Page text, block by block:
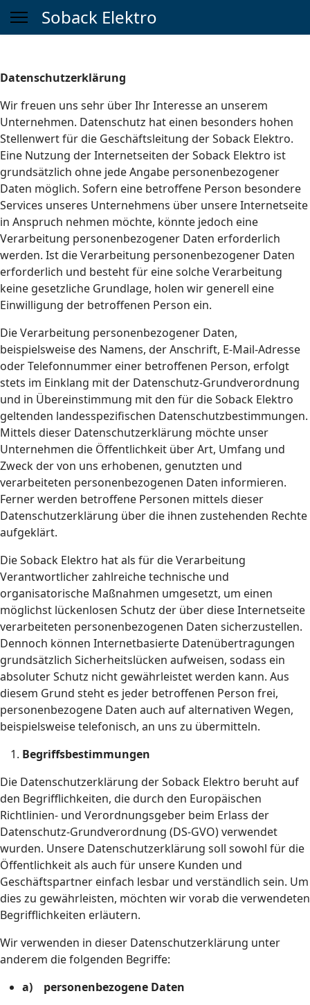
Soback Elektro
Datenschutzerklärung
Wir freuen uns sehr über Ihr Interesse an unserem
Unternehmen. Datenschutz hat einen besonders hohen
Stellenwert für die Geschäftsleitung der Soback Elektro.
Eine Nutzung der Internetseiten der Soback Elektro ist
grundsätzlich ohne jede Angabe personenbezogener
Daten möglich. Sofern eine betroffene Person besondere
Services unseres Unternehmens über unsere Internetseite
in Anspruch nehmen möchte, könnte jedoch eine
Verarbeitung personenbezogener Daten erforderlich
werden. Ist die Verarbeitung personenbezogener Daten
erforderlich und besteht für eine solche Verarbeitung
keine gesetzliche Grundlage, holen wir generell eine
Einwilligung der betroffenen Person ein.
Die Verarbeitung personenbezogener Daten,
beispielsweise des Namens, der Anschrift, E-Mail-Adresse
oder Telefonnummer einer betroffenen Person, erfolgt
stets im Einklang mit der Datenschutz-Grundverordnung
und in Übereinstimmung mit den für die Soback Elektro
geltenden landesspezifischen Datenschutzbestimmungen.
Mittels dieser Datenschutzerklärung möchte unser
Unternehmen die Öffentlichkeit über Art, Umfang und
Zweck der von uns erhobenen, genutzten und
verarbeiteten personenbezogenen Daten informieren.
Ferner werden betroffene Personen mittels dieser
Datenschutzerklärung über die ihnen zustehenden Rechte
aufgeklärt.
Die Soback Elektro hat als für die Verarbeitung
Verantwortlicher zahlreiche technische und
organisatorische Maßnahmen umgesetzt, um einen
möglichst lückenlosen Schutz der über diese Internetseite
verarbeiteten personenbezogenen Daten sicherzustellen.
Dennoch können Internetbasierte Datenübertragungen
grundsätzlich Sicherheitslücken aufweisen, sodass ein
absoluter Schutz nicht gewährleistet werden kann. Aus
diesem Grund steht es jeder betroffenen Person frei,
personenbezogene Daten auch auf alternativen Wegen,
beispielsweise telefonisch, an uns zu übermitteln.
Begriffsbestimmungen
Die Datenschutzerklärung der Soback Elektro beruht auf
den Begrifflichkeiten, die durch den Europäischen
Richtlinien- und Verordnungsgeber beim Erlass der
Datenschutz-Grundverordnung (DS-GVO) verwendet
wurden. Unsere Datenschutzerklärung soll sowohl für die
Öffentlichkeit als auch für unsere Kunden und
Geschäftspartner einfach lesbar und verständlich sein. Um
dies zu gewährleisten, möchten wir vorab die verwendeten
Begrifflichkeiten erläutern.
Wir verwenden in dieser Datenschutzerklärung unter
anderem die folgenden Begriffe:
a) personenbezogene Daten